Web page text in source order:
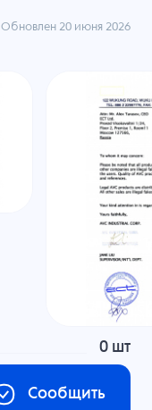
Обновлен 20 июня 2026
0 шт
Сообщить